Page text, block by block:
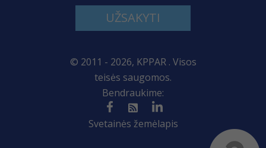
UŽSAKYTI
© 2011 - 2026, KPPAR . Visos
teisės saugomos.
Bendraukime:
Svetainės žemėlapis